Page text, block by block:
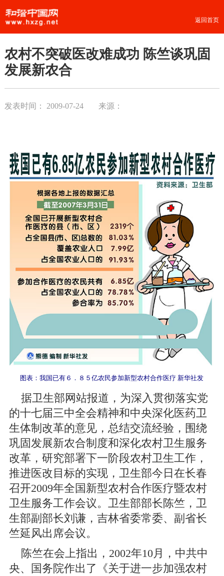
返回首页
农村不突破医改难成功 陈竺谈巩固
发展新农合
发表时间： 2009-07-24 来源：
图表：我国已有６．８５亿农民参加新型农村合作医疗 新华社发
据卫生部网站报道，为深入贯彻落实党
的十七届三中全会精神和中央深化医药卫
生体制改革的意见，总结交流经验，围绕
巩固发展新农合制度和深化农村卫生服务
改革，研究部署下一阶段农村卫生工作，
推进医改目标的实现，卫生部今日在长春
召开2009年全国新型农村合作医疗暨农村
卫生服务工作会议。卫生部部长陈竺，卫
生部副部长刘谦，吉林省委常委、副省长
竺延风出席会议。
陈竺在会上指出，2002年10月，中共中
央、国务院作出了《关于进一步加强农村